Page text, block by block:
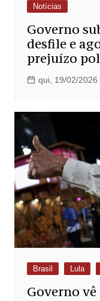
Notícias
Governo
desfile e
prejuízo
qui, 19/02/2026
Brasil Lula
Governo